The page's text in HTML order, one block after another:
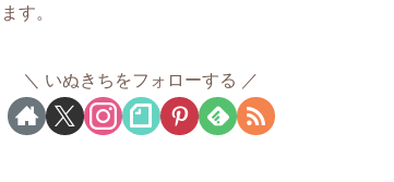
ます。
いぬきちをフォローする